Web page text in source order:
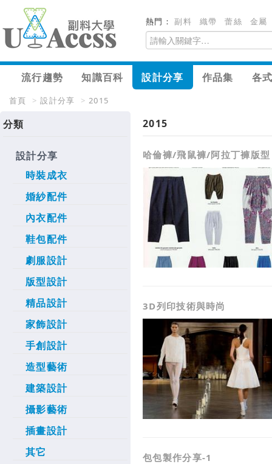
熱門：副料 織帶 蕾絲 金屬
流行趨勢 知識百科 設計分享 作品集 各
首頁 > 設計分享 > 2015
分類
設計分享
時裝成衣
婚紗配件
內衣配件
鞋包配件
劇服設計
版型設計
精品設計
家飾設計
手創設計
造型藝術
建築設計
攝影藝術
插畫設計
其它
2015
哈倫褲/飛鼠褲/阿拉丁褲版型
3D列印技術與時尚
包包製作分享-1